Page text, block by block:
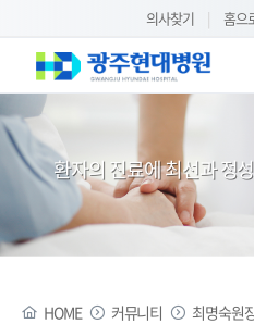
의사찾기 | 홈으
환자의 진료에 최선과 정
HOME 커뮤니티 최명숙원